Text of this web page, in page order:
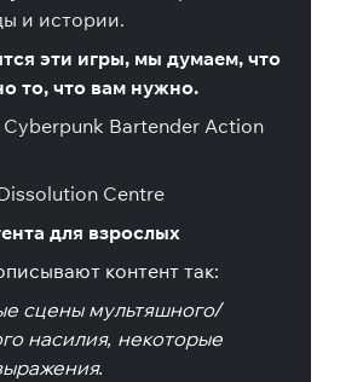
и истории.
эти игры, мы думаем, что
то, что вам нужно.
Cyberpunk Bartender Action
Centre
для взрослых
контент так:
сцены мультяшного/
насилия, некоторые